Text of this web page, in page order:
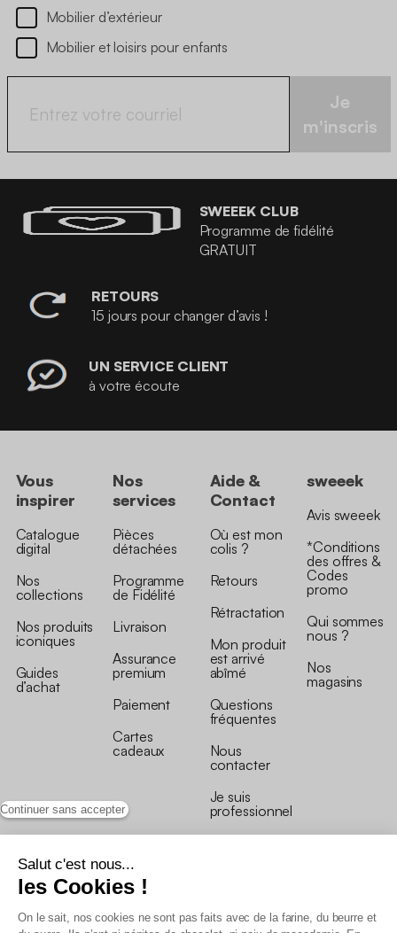
Continuer sans accepter
Salut c'est nous...
les Cookies !
On le sait, nos cookies ne sont pas faits avec de la farine, du beurre et
Mobilier d’extérieur
Mobilier et loisirs pour enfants
Je
m'inscris
SWEEEK CLUB
Programme de fidélité
GRATUIT
RETOURS
15 jours pour changer d’avis !
UN SERVICE CLIENT
à votre écoute
Vous
inspirer
Catalogue
digital
Nos
collections
Nos produits
iconiques
Guides
d’achat
Nos
services
Pièces
détachées
Programme
de Fidélité
Livraison
Assurance
premium
Paiement
Cartes
cadeaux
Aide &
Contact
Où est mon
colis ?
Retours
Rétractation
Mon produit
est arrivé
abîmé
Questions
fréquentes
Nous
contacter
Je suis
professionnel
sweeek
Avis sweeek
*Conditions
des offres &
Codes
promo
Qui sommes
nous ?
Nos
magasins
Conditions générales de vente